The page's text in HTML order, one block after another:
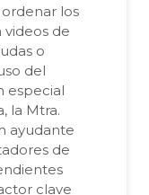
los
videos de
o
del
especial
la Mtra.
ayudante
de
clave